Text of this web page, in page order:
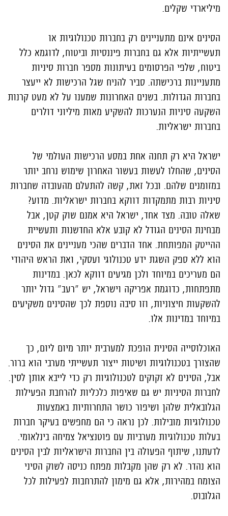
מיליארדי שקלים.
הסינים אינם מתעניינים רק בחברות טכנולוגיות או
תעשייתיות אלא גם בחברות פיננסיות וביטוח, לדוגמא כלל
ביטוח, שלפי הפרסומים בעיתונות מספר חברות סיניות
מתעניינות ברכישתה. סביר להניח שגל הרכישות לא ייעצר
בחברות הגדולות. בשנים האחרונות שמענו על לא מעט קרנות
השקעה סיניות הנערכות להשקיע מאות מיליוני דולרים
בחברות ישראליות.
ישראל היא רק תחנה אחת במסע הרכישות העולמי של
הסינים, שהחלו לעשות בעשור האחרון שימוש נרחב יותר
במזומנים שלהם. ובכל זאת, קשה להתעלם מהעובדה שחברות
סיניות רבות מתמקדות דווקא בחברות ישראליות. מדוע?
שאלה טובה. מצד אחד, ישראל היא אמנם שוק קטן, אבל
מבחינת הסינים הגודל לא קובע אלא החדשנות ותעשיית
ההייטק המפותחת. אחד הדברים שהכי מעניינים את הסינים
הוא ללא ספק השגת ידע טכנולוגי ועסקי, ואת הראש היהודי
הם מעריכים במיוחד ולכן מגיעים דווקא לכאן. במדינות
מתפתחות, כדוגמת אפריקה וישראל, יש "רעב" גדול יותר
להשקעות חיצוניות, וזו סיבה נוספת לכך שהסינים משקיעים
במיוחד במדינות אלו.
האוכלוסייה הסינית הופכת למערבית יותר מיום ליום, כך
שהצורך בטכנולוגיות ושיטות ייצור תעשייתי מערבי הוא ברור.
אבל, הסינים לא זקוקים לטכנולוגיות רק כדי לייבא אותן לסין.
לחברות הסיניות יש גם שאיפות כלכליות להרחבת הפעילות
הגלובאלית שלהן ושיפור כושר התחרותיות באמצעות
טכנולוגיות מובילות. לכן נראה כי הם מחפשים בעיקר חברות
בעלות טכנולוגיות מערביות עם פוטנציאל צמיחה בינלאומי.
לדעתנו, שיתוף הפעולה בין החברות הישראליות לבין הסינים
הוא נהדר. לא רק שהן מקבלות מפתח כניסה לשוק הסיני
הצומח במהירות, אלא גם מימון להתרחבות לפעילות לכל
הגלובוס.